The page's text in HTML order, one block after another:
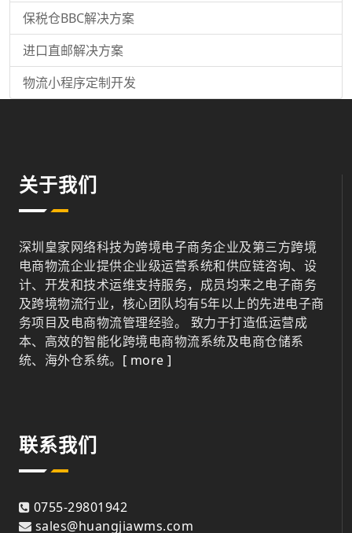
保税仓BBC解决方案
进口直邮解决方案
物流小程序定制开发
关于我们
深圳皇家网络科技为跨境电子商务企业及第三方跨境
电商物流企业提供企业级运营系统和供应链咨询、设
计、开发和技术运维支持服务，成员均来之电子商务
及跨境物流行业，核心团队均有5年以上的先进电子商
务项目及电商物流管理经验。 致力于打造低运营成
本、高效的智能化跨境电商物流系统及电商仓储系
统、海外仓系统。 [ more ]
联系我们
0755-29801942
sales@huangjiawms.com